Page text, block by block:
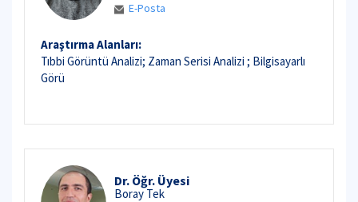
E-Posta
Araştırma Alanları:
Tıbbi Görüntü Analizi; Zaman Serisi Analizi ; Bilgisayarlı
Görü
Dr. Öğr. Üyesi
Boray Tek